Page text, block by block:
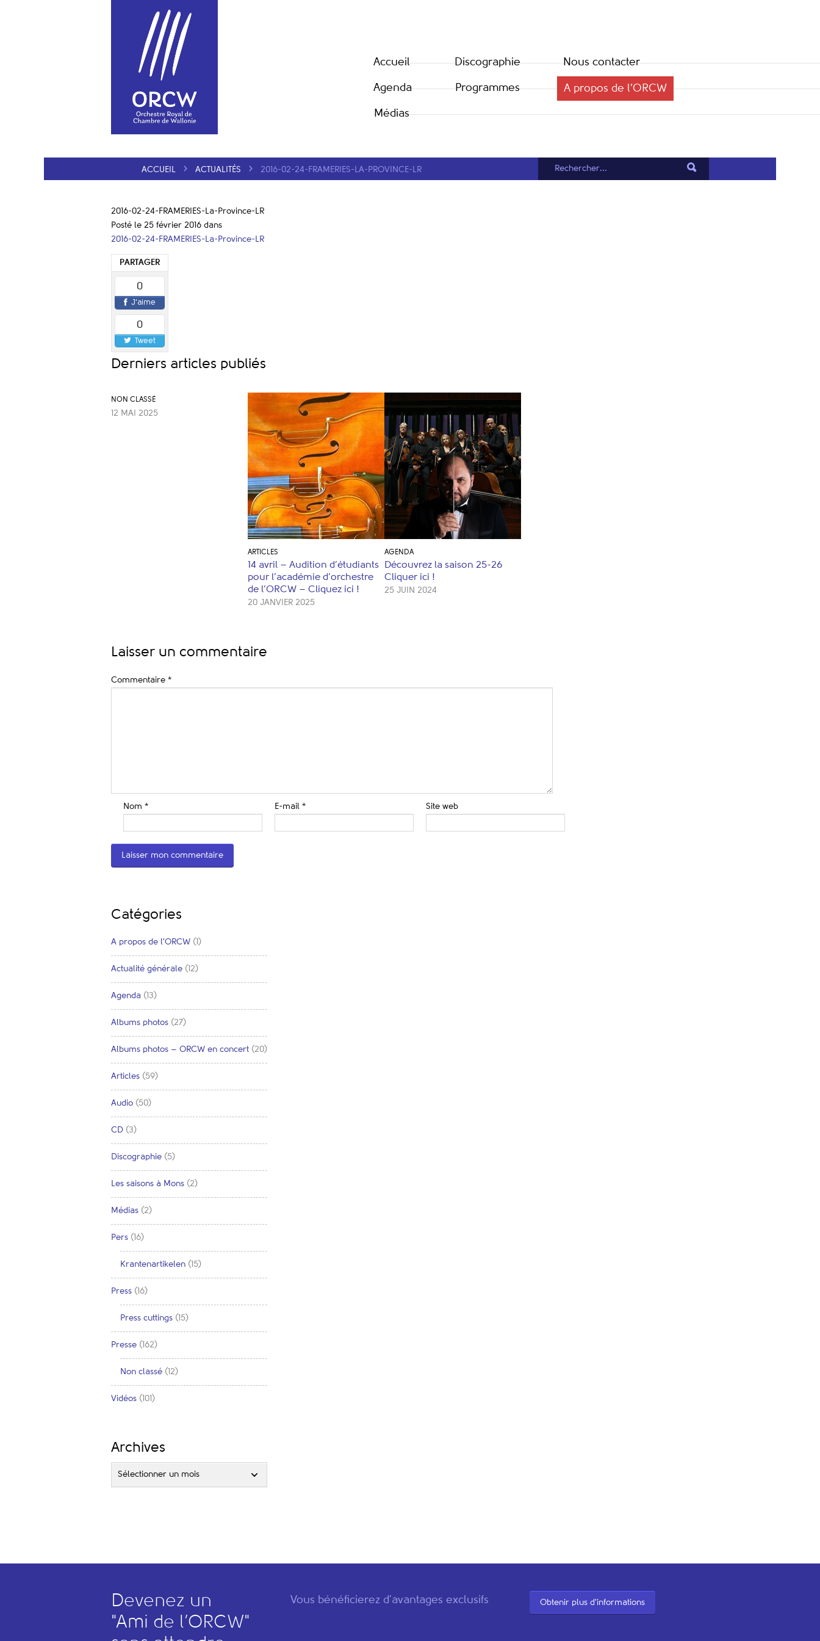
Accueil
Agenda
Médias
Discographie
Programmes
Nous contacter
A propos de l’ORCW
ACCUEIL ACTUALITÉS 2016-02-24-FRAMERIES-LA-PROVINCE-LR
2016-02-24-FRAMERIES-La-Province-LR
Posté le 25 février 2016 dans
2016-02-24-FRAMERIES-La-Province-LR
PARTAGER
0
J'aime
0
Tweet
Derniers articles publiés
NON CLASSÉ
12 MAI 2025
ARTICLES
14 avril – Audition d’étudiants
pour l’académie d’orchestre
de l’ORCW – Cliquez ici !
20 JANVIER 2025
AGENDA
Découvrez la saison 25-26
Cliquer ici !
25 JUIN 2024
Laisser un commentaire
Commentaire *
Nom * E-mail * Site web
Catégories
A propos de l'ORCW (1)
Actualité générale (12)
Agenda (13)
Albums photos (27)
Albums photos – ORCW en concert (20)
Articles (59)
Audio (50)
CD (3)
Discographie (5)
Les saisons à Mons (2)
Médias (2)
Pers (16)
Krantenartikelen (15)
Press (16)
Press cuttings (15)
Presse (162)
Non classé (12)
Vidéos (101)
Archives
Sélectionner un mois
Devenez un
"Ami de l’ORCW"
Vous bénéficierez d'avantages exclusifs Obtenir plus d'informations